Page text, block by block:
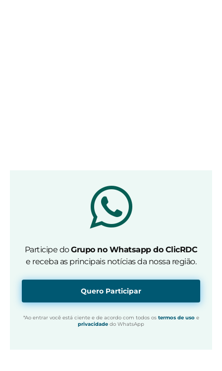
Participe doGrupo no Whatsapp do ClicRDC
e receba as principais notícias da nossa região.
Quero Participar
*Ao entrar você está ciente e de acordo com todos os termos de usoe
privacidade do WhatsApp